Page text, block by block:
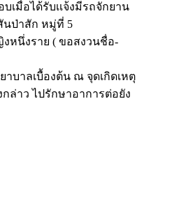
มื่อได้รับเเจ้งมีรถจักยาน
นป่าสัก หมู่ที่ 5
งหนึ่งราย ( ขอสงวนชื่อ-
าบาลเบื้องต้น ณ จุดเกิดเหตุ
ล่าว ไปรักษาอาการต่อยัง